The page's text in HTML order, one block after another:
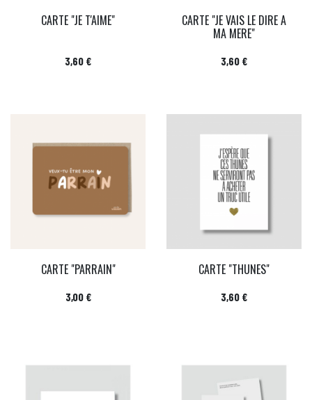
CARTE "JE T'AIME"
Prix
3,60 €
CARTE "JE VAIS LE DIRE A
MA MERE"
Prix
3,60 €
CARTE "PARRAIN"
Prix
3,00 €
CARTE "THUNES"
Prix
3,60 €